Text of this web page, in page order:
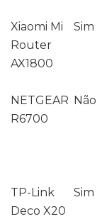
Xiaomi Mi
Router
AX1800
Sim
NETGEAR
R6700
Não
TP-Link
Deco X20
Sim